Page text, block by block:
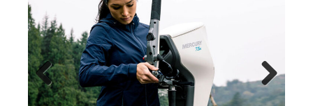
Previous Next